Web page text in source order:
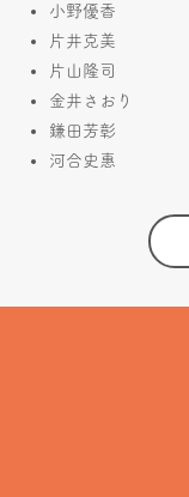
小野優香
片井克美
片山隆司
金井さおり
鎌田芳彰
河合史惠